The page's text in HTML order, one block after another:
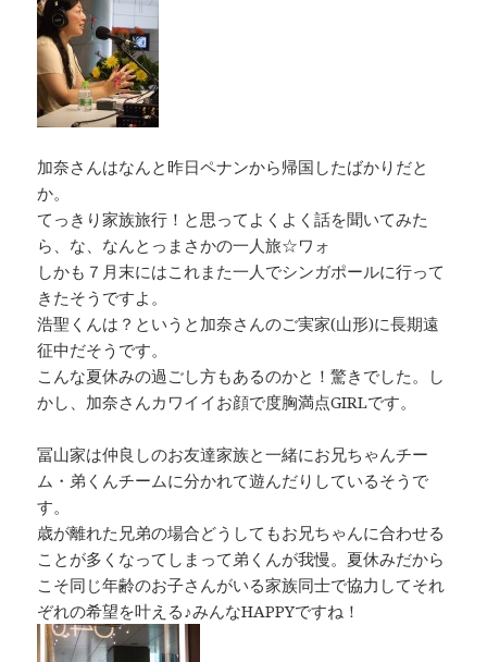
加奈さんはなんと昨日ペナンから帰国したばかりだと
か。
てっきり家族旅行！と思ってよくよく話を聞いてみた
ら、な、なんとっまさかの一人旅☆ワォ
しかも７月末にはこれまた一人でシンガポールに行って
きたそうですよ。
浩聖くんは？というと加奈さんのご実家(山形)に長期遠
征中だそうです。
こんな夏休みの過ごし方もあるのかと！驚きでした。し
かし、加奈さんカワイイお顔で度胸満点GIRLです。
冨山家は仲良しのお友達家族と一緒にお兄ちゃんチー
ム・弟くんチームに分かれて遊んだりしているそうで
す。
歳が離れた兄弟の場合どうしてもお兄ちゃんに合わせる
ことが多くなってしまって弟くんが我慢。夏休みだから
こそ同じ年齢のお子さんがいる家族同士で協力してそれ
ぞれの希望を叶える♪みんなHAPPYですね！